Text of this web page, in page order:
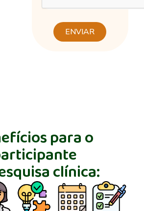
ENVIAR
para o
clínica: